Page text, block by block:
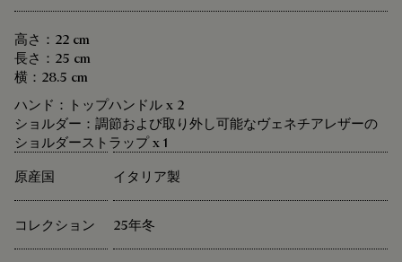
高さ：22 cm
長さ：25 cm
横：28.5 cm
ハンド：トップハンドル x 2
ショルダー：調節および取り外し可能なヴェネチアレザーの
ショルダーストラップ x 1
原産国
イタリア製
コレクション 25年冬